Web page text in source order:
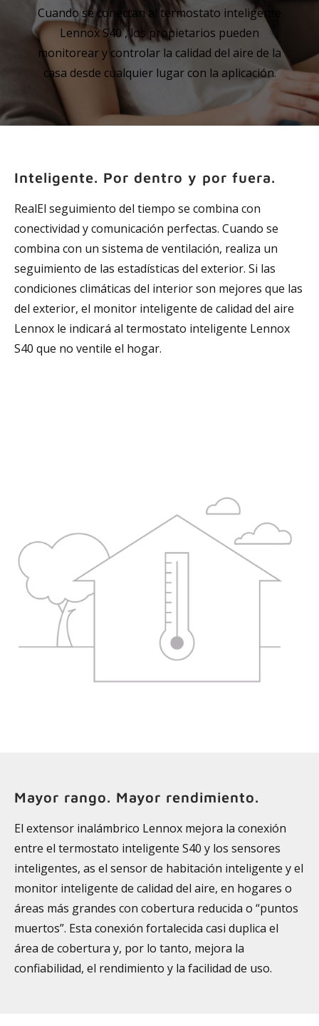
Cuando se conectan al termostato inteligente
Lennox S40 , los propietarios pueden
monitorear y controlar la calidad del aire de la
casa desde cualquier lugar con la aplicación.
Inteligente. Por dentro y por fuera.
RealEl seguimiento del tiempo se combina con
conectividad y comunicación perfectas. Cuando se
combina con un sistema de ventilación, realiza un
seguimiento de las estadísticas del exterior. Si las
condiciones climáticas del interior son mejores que las
del exterior, el monitor inteligente de calidad del aire
Lennox le indicará al termostato inteligente Lennox
S40 que no ventile el hogar.
Mayor rango. Mayor rendimiento.
El extensor inalámbrico Lennox mejora la conexión
entre el termostato inteligente S40 y los sensores
inteligentes, as el sensor de habitación inteligente y el
monitor inteligente de calidad del aire, en hogares o
áreas más grandes con cobertura reducida o “puntos
muertos”. Esta conexión fortalecida casi duplica el
área de cobertura y, por lo tanto, mejora la
confiabilidad, el rendimiento y la facilidad de uso.